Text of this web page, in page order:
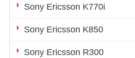
Sony Ericsson K770i
Sony Ericsson K850
Sony Ericsson R300